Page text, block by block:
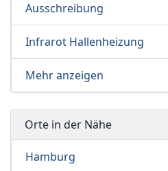
Ausschreibung
Infrarot Hallenheizung
Mehr anzeigen
Orte in der Nähe
Hamburg